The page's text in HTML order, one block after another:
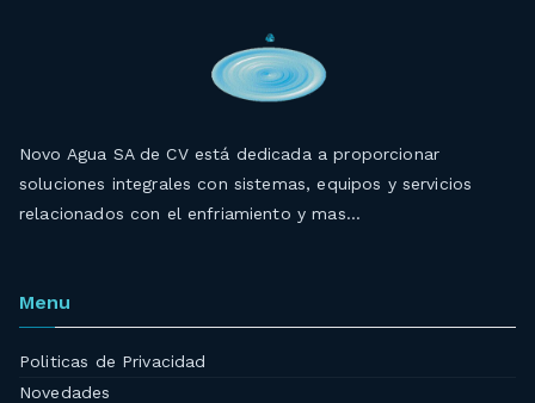
Novo Agua SA de CV está dedicada a proporcionar
soluciones integrales con sistemas, equipos y servicios
relacionados con el enfriamiento y mas…
Menu
Politicas de Privacidad
Novedades